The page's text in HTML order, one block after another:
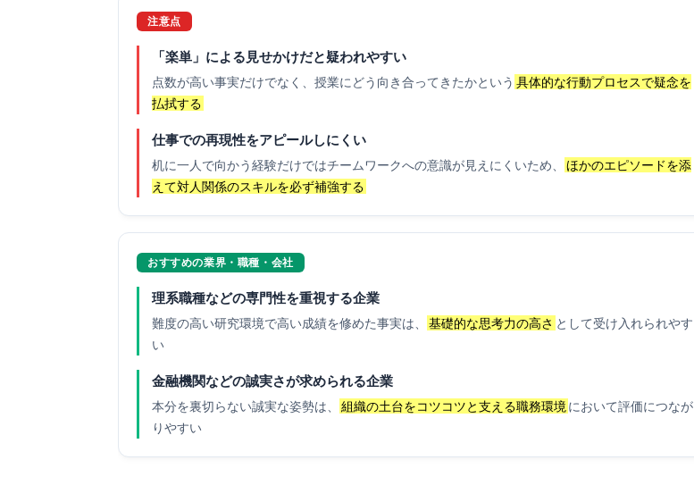
注意点
「楽単」による見せかけだと疑われやすい
点数が高い事実だけでなく、授業にどう向き合ってきたかという 具体的な行動プロセスで疑念を
払拭する
仕事での再現性をアピールしにくい
机に一人で向かう経験だけではチームワークへの意識が見えにくいため、
ほかのエピソードを添
えて対人関係のスキルを必ず補強する
おすすめの業界・職種・会社
理系職種などの専門性を重視する企業
難度の高い研究環境で高い成績を修めた事実は、 基礎的な思考力の高さ として受け入れられやす
い
金融機関などの誠実さが求められる企業
本分を裏切らない誠実な姿勢は、 組織の土台をコツコツと支える職務環境 において評価につなが
りやすい